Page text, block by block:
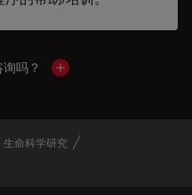
吗？ Show local contacts
生命科学研究